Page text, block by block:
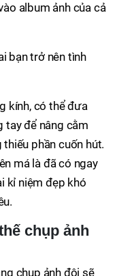
album ảnh của cả
kính, có thể đưa
tay để nâng cằm
phần cuốn hút.
má là đã có ngay
kỉ niệm đẹp khó
chụp ảnh
chụp ảnh đôi sẽ